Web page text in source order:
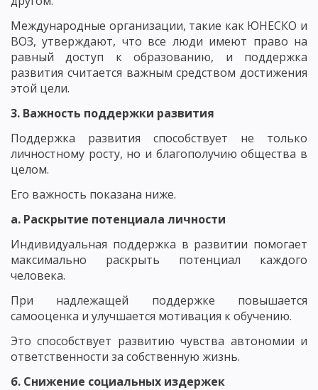
Международные организации, такие как ЮНЕСКО и
ВОЗ, утверждают, что все люди имеют право на
равный доступ к образованию, и поддержка
развития считается важным средством достижения
этой цели.
3. Важность поддержки развития
Поддержка развития способствует не только
личностному росту, но и благополучию общества в
целом.
Его важность показана ниже.
а. Раскрытие потенциала личности
Индивидуальная поддержка в развитии помогает
максимально раскрыть потенциал каждого
человека.
При надлежащей поддержке повышается
самооценка и улучшается мотивация к обучению.
Это способствует развитию чувства автономии и
ответственности за собственную жизнь.
б. Снижение социальных издержек